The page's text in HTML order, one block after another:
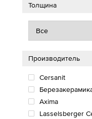
Толщина
Производитель
Cersanit
Axima
Lasselsberger